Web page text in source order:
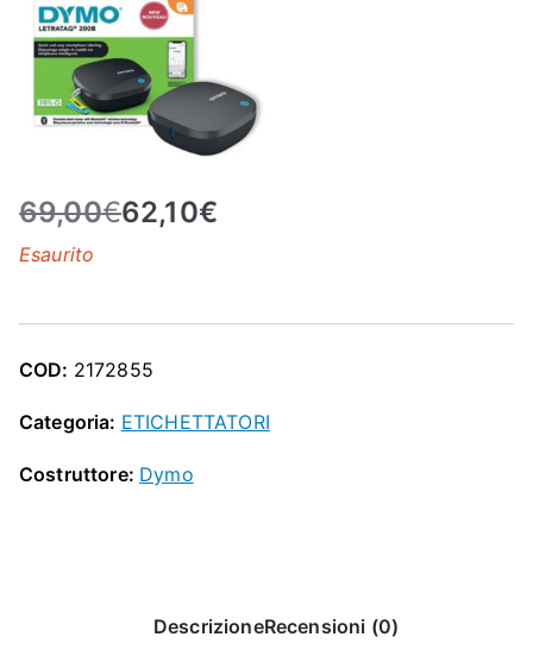
I
69,00€62,10€
Esaurito
COD: 2172855
Categoria: ETICHETTATORI
Costruttore: Dymo
DescrizioneRecensioni (0)